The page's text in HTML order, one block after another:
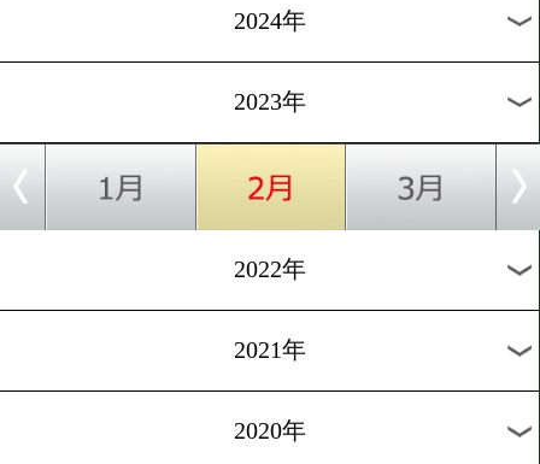
森武蔵vs渡邉卓也が決定!
過去のニュース